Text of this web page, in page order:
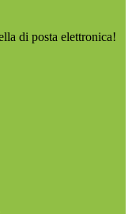
di posta elettronica!